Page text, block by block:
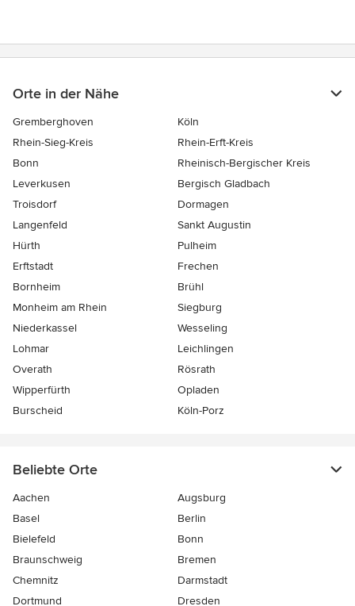
Orte in der Nähe
Gremberghoven
Köln
Rhein-Sieg-Kreis
Rhein-Erft-Kreis
Bonn
Rheinisch-Bergischer Kreis
Leverkusen
Bergisch Gladbach
Troisdorf
Dormagen
Langenfeld
Sankt Augustin
Hürth
Pulheim
Erftstadt
Frechen
Bornheim
Brühl
Monheim am Rhein
Siegburg
Niederkassel
Wesseling
Lohmar
Leichlingen
Overath
Rösrath
Wipperfürth
Opladen
Burscheid
Köln-Porz
Beliebte Orte
Aachen
Augsburg
Basel
Berlin
Bielefeld
Bonn
Braunschweig
Bremen
Chemnitz
Darmstadt
Dortmund
Dresden